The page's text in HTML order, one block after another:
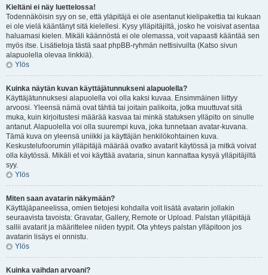
Kieltäni ei näy luettelossa!
Todennäköisin syy on se, että yläpitäjä ei ole asentanut kielipakettia tai kukaan
ei ole vielä kääntänyt sitä kielellesi. Kysy ylläpitäjiltä, josko he voisivat asentaa
haluamasi kielen. Mikäli käännöstä ei ole olemassa, voit vapaasti kääntää sen
myös itse. Lisätietoja tästä saat phpBB-ryhmän nettisivuilta (Katso sivun
alapuolella olevaa linkkiä).
Ylös
Kuinka näytän kuvan käyttäjätunnukseni alapuolella?
Käyttäjätunnuksesi alapuolella voi olla kaksi kuvaa. Ensimmäinen liittyy
arvoosi. Yleensä nämä ovat tähtiä tai joitain palikoita, jotka muuttuvat sitä
muka, kuin kirjoitustesi määrää kasvaa tai minkä statuksen ylläpito on sinulle
antanut. Alapuolella voi olla suurempi kuva, joka tunnetaan avatar-kuvana.
Tämä kuva on yleensä uniikki ja käyttäjän henkilökohtainen kuva.
Keskustelufoorumin ylläpitäjä määrää ovatko avatarit käytössä ja mitkä voivat
olla käytössä. Mikäli et voi käyttää avataria, sinun kannattaa kysyä ylläpitäjiltä
syy.
Ylös
Miten saan avatarin näkymään?
Käyttäjäpaneelissa, omien tietojesi kohdalla voit lisätä avatarin jollakin
seuraavista tavoista: Gravatar, Gallery, Remote or Upload. Palstan ylläpitäjä
sallii avatarit ja määrittelee niiden tyypit. Ota yhteys palstan ylläpitoon jos
avatarin lisäys ei onnistu.
Ylös
Kuinka vaihdan arvoani?